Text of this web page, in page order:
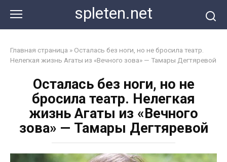
контенту
spleten.net
Главная страница » Осталась без ноги, но не бросила театр.
Нелегкая жизнь Агаты из «Вечного зова» — Тамары Дегтяревой
Осталась без ноги, но не
бросила театр. Нелегкая
жизнь Агаты из «Вечного
зова» — Тамары Дегтяревой